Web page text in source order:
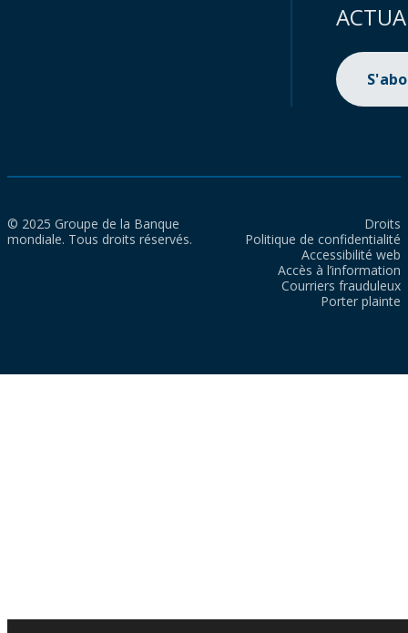
© 2025 Groupe de la Banque
mondiale. Tous droits réservés.
Droits
Politique de confidentialité
Accessibilité web
Accès à l’information
Courriers frauduleux
Porter plainte